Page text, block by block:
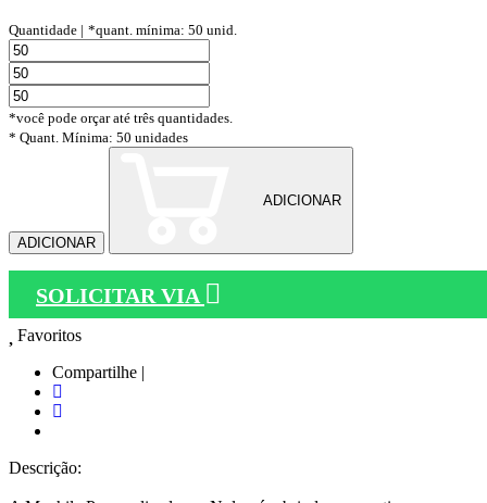
Quantidade | *quant. mínima: 50 unid.
*você pode orçar até três quantidades.
* Quant. Mínima: 50 unidades
ADICIONAR
ADICIONAR
SOLICITAR VIA
Favoritos
Compartilhe |
Descrição: